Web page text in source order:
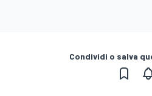
Condividi o salva